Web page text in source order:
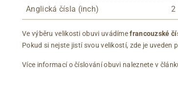
Anglická čísla (inch) 2
Ve výběru velikosti obuvi uvádímefrancouzské
Pokud si nejste jistí svou velikostí, zde je
Více informací o číslování obuvi naleznete v